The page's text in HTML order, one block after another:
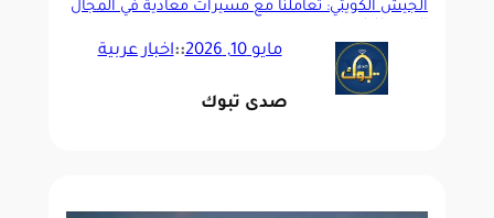
الجيش الكويتي: تعاملنا مع مسيرات معادية في المجال
مايو 10, 2026 ::اخبار عربية
صدى تبوك